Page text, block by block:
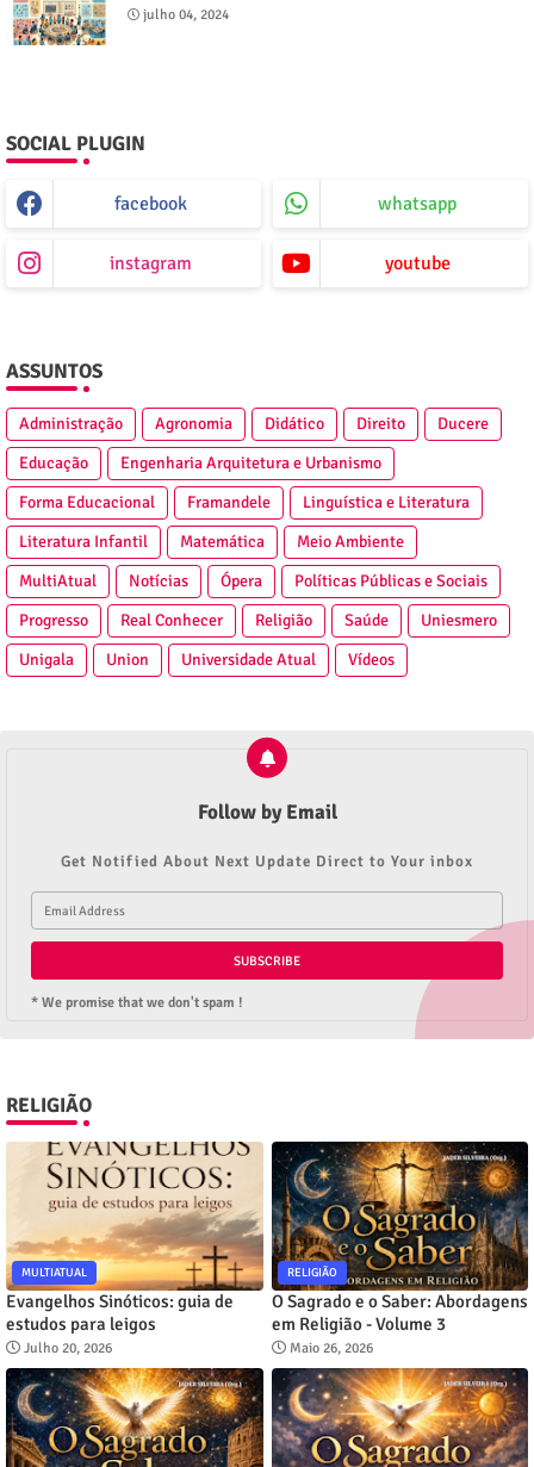
julho 04, 2024
SOCIAL PLUGIN
facebook whatsapp
instagram youtube
ASSUNTOS
Administração Agronomia Didático Direito
Ducere
Educação
Engenharia Arquitetura e Urbanismo
Forma Educacional
Framandele
Linguística e Literatura
Literatura Infantil
Matemática
Meio Ambiente
MultiAtual
Notícias Ópera
Políticas Públicas e Sociais
Progresso
Real Conhecer Religião Saúde
Uniesmero
Unigala
Union Universidade Atual Vídeos
Follow by Email
Get Notified About Next Update Direct to Your inbox
* We promise that we don't spam !
RELIGIÃO
MULTIATUAL
Evangelhos Sinóticos: guia de
estudos para leigos
Julho 20, 2026
RELIGIÃO
O Sagrado e o Saber: Abordagens
em Religião - Volume 3
Maio 26, 2026